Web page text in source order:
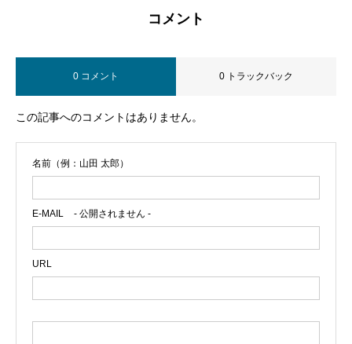
コメント
0 コメント 0 トラックバック
この記事へのコメントはありません。
名前（例：山田 太郎）
E-MAIL - 公開されません -
URL